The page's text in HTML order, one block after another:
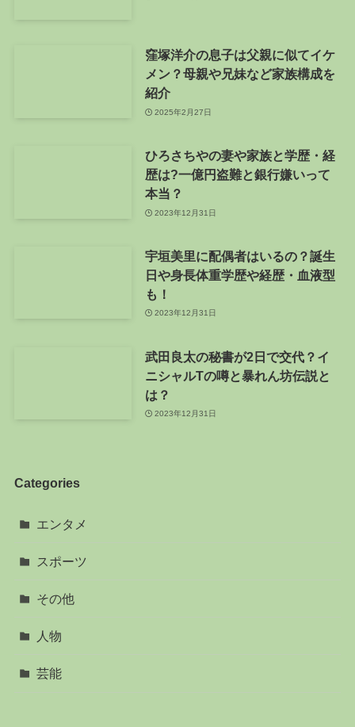
窪塚洋介の息子は父親に似てイケ
メン？母親や兄妹など家族構成を
紹介
2025年2月27日
ひろさちやの妻や家族と学歴・経
歴は?一億円盗難と銀行嫌いって
本当？
2023年12月31日
宇垣美里に配偶者はいるの？誕生
日や身長体重学歴や経歴・血液型
も！
2023年12月31日
武田良太の秘書が2日で交代？イ
ニシャルTの噂と暴れん坊伝説と
は？
2023年12月31日
Categories
エンタメ
スポーツ
その他
人物
芸能